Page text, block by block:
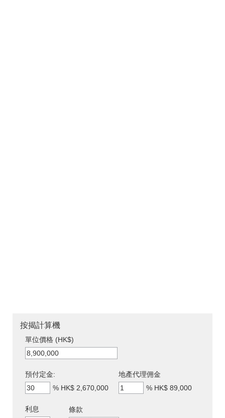
按揭計算機
單位價格 (HK$)
預付定金:
% HK$ 2,670,000
地產代理佣金
% HK$ 89,000
利息
條款